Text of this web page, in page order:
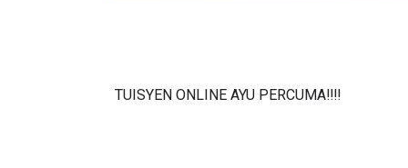
TUISYEN ONLINE AYU PERCUMA‼️‼️